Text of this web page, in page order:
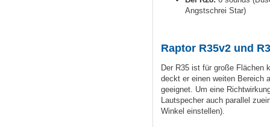
Angstschrei Star)
Raptor R35v2 und
Der R35 ist für große Flächen
deckt er einen weiten Bereich
geeignet. Um eine
Lautspecher auch parallel
Winkel einstellen).